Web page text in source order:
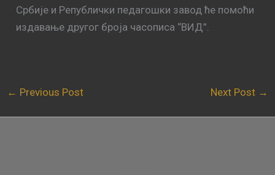
Србије и Републички педагошки завод ће помоћи
издавање другог броја часописа “ВИД”.
← Previous Post Next Post →